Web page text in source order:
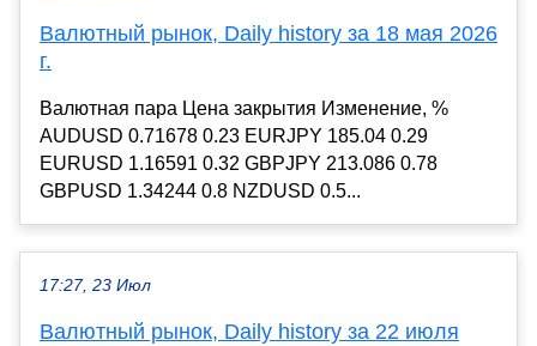
Валютный рынок, Daily history за 18 мая 2026
г.
Валютная пара Цена закрытия Изменение, %
AUDUSD 0.71678 0.23 EURJPY 185.04 0.29
EURUSD 1.16591 0.32 GBPJPY 213.086 0.78
GBPUSD 1.34244 0.8 NZDUSD 0.5...
17:27, 23 Июл
Валютный рынок, Daily history за 22 июля